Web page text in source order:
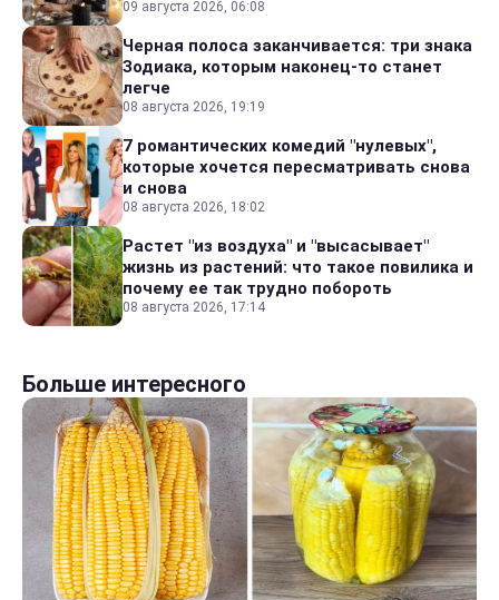
09 августа 2026, 06:08
Черная полоса заканчивается: три знака
Зодиака, которым наконец-то станет
легче
08 августа 2026, 19:19
7 романтических комедий "нулевых",
которые хочется пересматривать снова
и снова
08 августа 2026, 18:02
Растет "из воздуха" и "высасывает"
жизнь из растений: что такое повилика и
почему ее так трудно побороть
08 августа 2026, 17:14
Больше интересного